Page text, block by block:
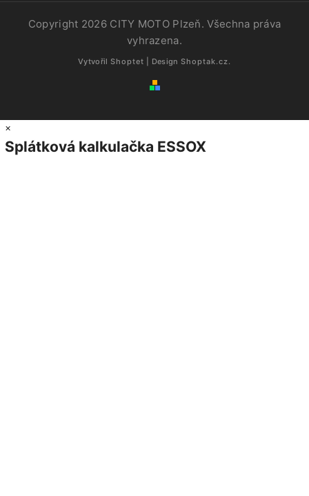
Copyright 2026 CITY MOTO Plzeň. Všechna práva
vyhrazena.
Vytvořil Shoptet | Design Shoptak.cz.
×
Splátková kalkulačka ESSOX